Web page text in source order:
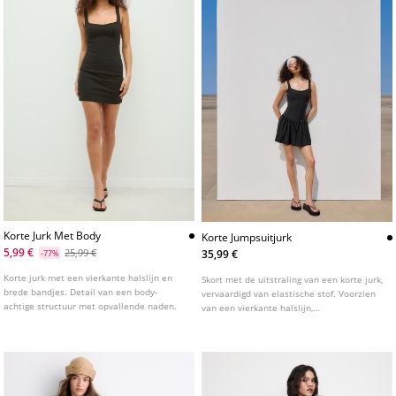
Korte Jurk Met Body
5,99 €
-77% 25,99 €
Korte jurk met een vierkante halslijn en
brede bandjes. Detail van een body-
achtige structuur met opvallende naden.
Korte Jumpsuitjurk
35,99 €
Skort met de uitstraling van een korte jurk,
vervaardigd van elastische stof. Voorzien
van een vierkante halslijn,